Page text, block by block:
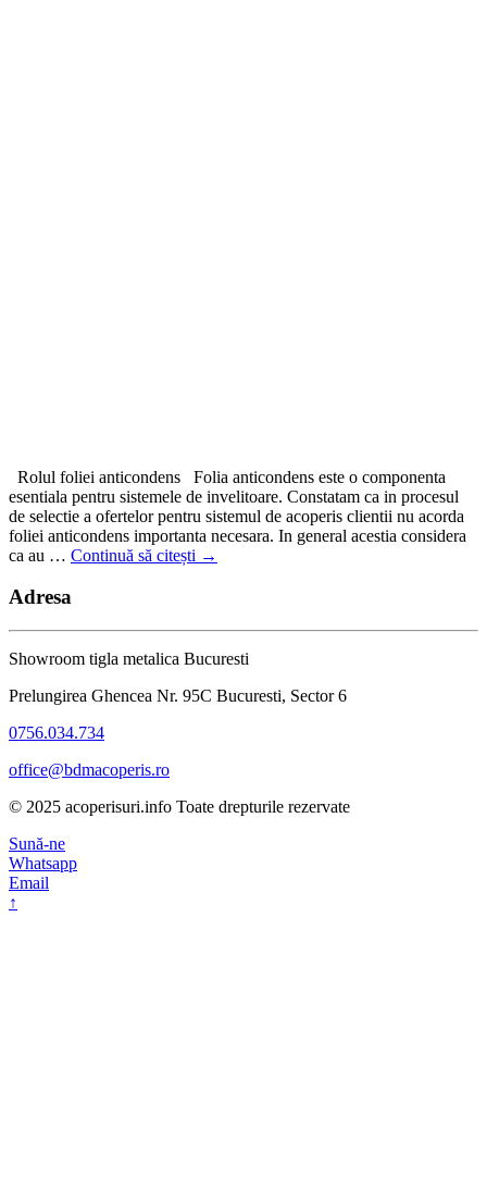
Rolul foliei anticondens Folia anticondens este o componenta
esentiala pentru sistemele de invelitoare. Constatam ca in procesul
de selectie a ofertelor pentru sistemul de acoperis clientii nu acorda
foliei anticondens importanta necesara. In general acestia considera
ca au … Continuă să citești →
Adresa
Showroom tigla metalica Bucuresti
Prelungirea Ghencea Nr. 95C Bucuresti, Sector 6
0756.034.734
office@bdmacoperis.ro
© 2025 acoperisuri.info Toate drepturile rezervate
Sună-ne
Whatsapp
Email
↑